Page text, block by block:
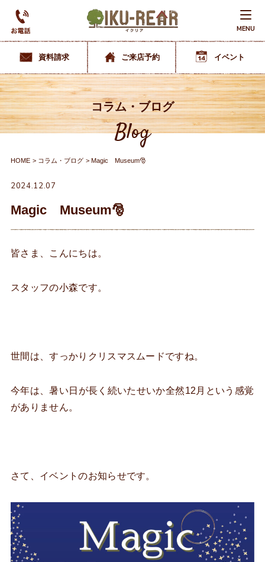
MENU
資料請求 ご来店予約 イベント
コラム・ブログ
Blog
HOME コラム・ブログ Magic Museum🎅
2024.12.07
Magic Museum🎅
皆さま、こんにちは。
スタッフの小森です。
世間は、すっかりクリスマスムードですね。
今年は、暑い日が長く続いたせいか全然12月という感覚
がありません。
さて、イベントのお知らせです。